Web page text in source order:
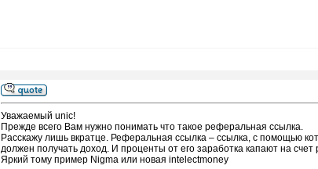
Уважаемый unic!
Прежде всего Вам нужно понимать что такое реферальная ссылка.
Расскажу лишь вкратце. Реферальная ссылка – ссылка, с помощью
должен получать доход. И проценты от его заработка капают на
Яркий тому пример Nigma или новая intelectmoney